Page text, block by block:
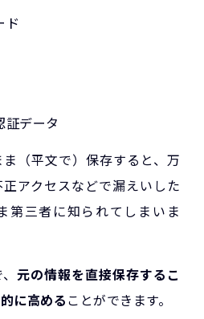
ド
証データ
（平文で）保存すると、万
アクセスなどで漏えいした
第三者に知られてしまいま
、元の情報を直接保存するこ
に高めることができます。